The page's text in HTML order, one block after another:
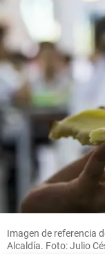
Imagen de referencia
Alcaldía. Foto: Julio